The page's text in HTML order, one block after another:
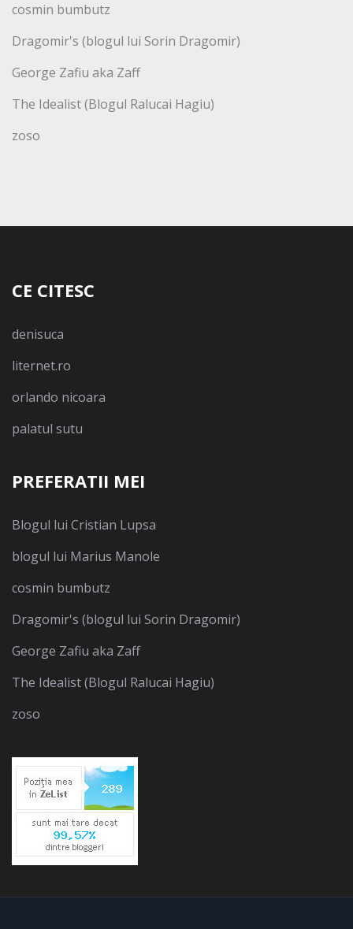
cosmin bumbutz
Dragomir's (blogul lui Sorin Dragomir)
George Zafiu aka Zaff
The Idealist (Blogul Ralucai Hagiu)
zoso
CE CITESC
denisuca
liternet.ro
orlando nicoara
palatul sutu
PREFERATII MEI
Blogul lui Cristian Lupsa
blogul lui Marius Manole
cosmin bumbutz
Dragomir's (blogul lui Sorin Dragomir)
George Zafiu aka Zaff
The Idealist (Blogul Ralucai Hagiu)
zoso